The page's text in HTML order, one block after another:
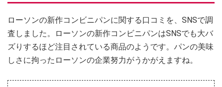
ローソンの新作コンビニパンに関する口コミを、SNSで調
査しました。ローソンの新作コンビニパンはSNSでも大バ
ズりするほど注目されている商品のようです。パンの美味
しさに拘ったローソンの企業努力がうかがえますね。